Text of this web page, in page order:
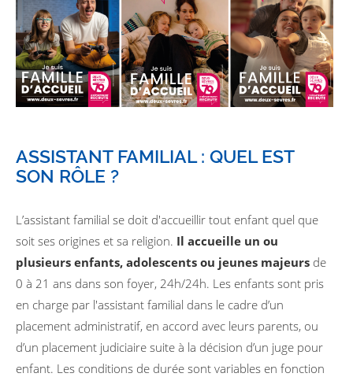
ASSISTANT FAMILIAL : QUEL EST
SON RÔLE ?
L’assistant familial se doit d'accueillir tout enfant quel que
soit ses origines et sa religion. Il accueille un ou
plusieurs enfants, adolescents ou jeunes majeurs de
0 à 21 ans dans son foyer, 24h/24h. Les enfants sont pris
en charge par l'assistant familial dans le cadre d’un
placement administratif, en accord avec leurs parents, ou
d’un placement judiciaire suite à la décision d’un juge pour
enfant. Les conditions de durée sont variables en fonction